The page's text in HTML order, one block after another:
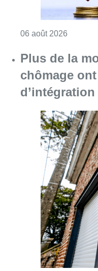
06 août 2026
Partager l'article
Facebook
TwitterWhatsApp
Share
19 octobre 2021- 13h01
20 octobre 2021
Exécutif des
Justice